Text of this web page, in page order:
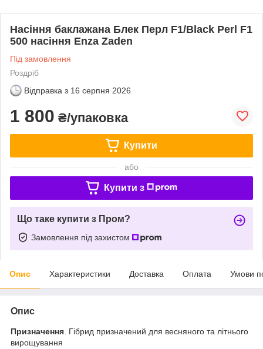
Насіння баклажана Блек Перл F1/Black Perl F1
500 насіння Enza Zaden
Під замовлення
Роздріб
Відправка з 16 серпня 2026
1 800 ₴/упаковка
Купити
або
Купити з
Що таке купити з Пром?
Замовлення під захистом
Опис Характеристики Доставка Оплата Умови
Опис
Призначення . Гібрид призначений для весняного та літнього
вирощування